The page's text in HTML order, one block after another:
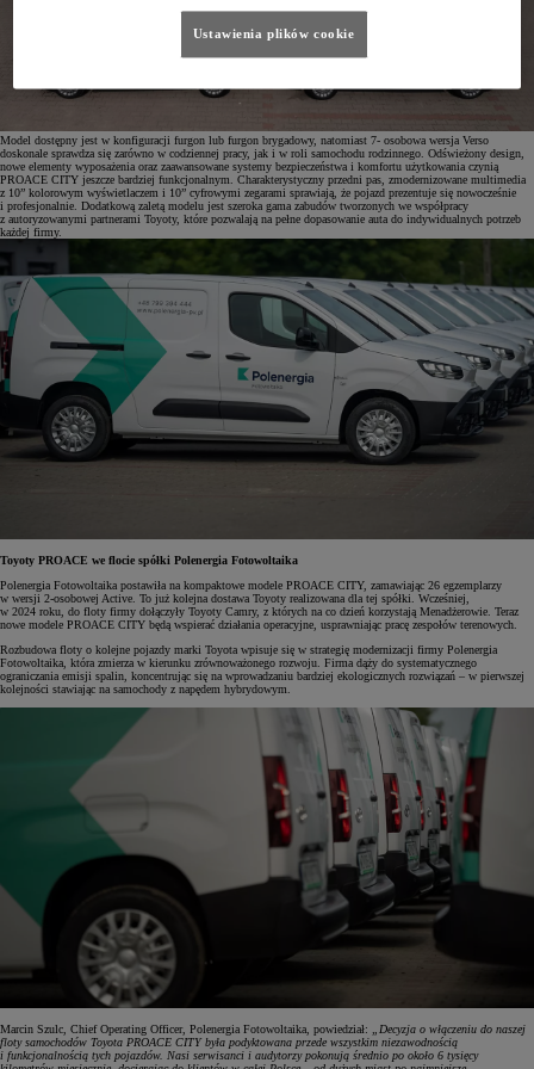
Model dostępny jest w konfiguracji furgon lub furgon brygadowy, natomiast 7- osobowa wersja Verso
doskonale sprawdza się zarówno w codziennej pracy, jak i w roli samochodu rodzinnego. Odświeżony design,
nowe elementy wyposażenia oraz zaawansowane systemy bezpieczeństwa i komfortu użytkowania czynią
PROACE CITY jeszcze bardziej funkcjonalnym. Charakterystyczny przedni pas, zmodernizowane multimedia
z 10” kolorowym wyświetlaczem i 10” cyfrowymi zegarami sprawiają, że pojazd prezentuje się nowocześnie
i profesjonalnie. Dodatkową zaletą modelu jest szeroka gama zabudów tworzonych we współpracy
z autoryzowanymi partnerami Toyoty, które pozwalają na pełne dopasowanie auta do indywidualnych potrzeb
każdej firmy.
Toyoty PROACE we flocie spółki Polenergia Fotowoltaika
Polenergia Fotowoltaika postawiła na kompaktowe modele PROACE CITY, zamawiając 26 egzemplarzy
w wersji 2-osobowej Active. To już kolejna dostawa Toyoty realizowana dla tej spółki. Wcześniej,
w 2024 roku, do floty firmy dołączyły Toyoty Camry, z których na co dzień korzystają Menadżerowie. Teraz
nowe modele PROACE CITY będą wspierać działania operacyjne, usprawniając pracę zespołów terenowych.
Rozbudowa floty o kolejne pojazdy marki Toyota wpisuje się w strategię modernizacji firmy Polenergia
Fotowoltaika, która zmierza w kierunku zrównoważonego rozwoju. Firma dąży do systematycznego
ograniczania emisji spalin, koncentrując się na wprowadzaniu bardziej ekologicznych rozwiązań – w pierwszej
kolejności stawiając na samochody z napędem hybrydowym.
Marcin Szulc, Chief Operating Officer, Polenergia Fotowoltaika, powiedział:
„Decyzja o włączeniu do naszej
floty samochodów Toyota PROACE CITY była podyktowana przede wszystkim niezawodnością
i funkcjonalnością tych pojazdów. Nasi serwisanci i audytorzy pokonują średnio po około 6 tysięcy
Ustawienia plików cookie